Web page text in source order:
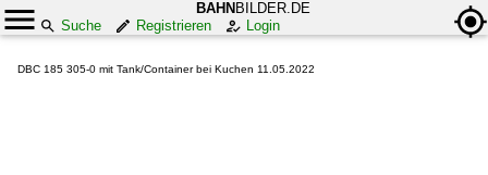
BAHN BILDER.DE
Suche
Registrieren Login
DBC 185 305-0 mit Tank/Container bei Kuchen 11.05.2022